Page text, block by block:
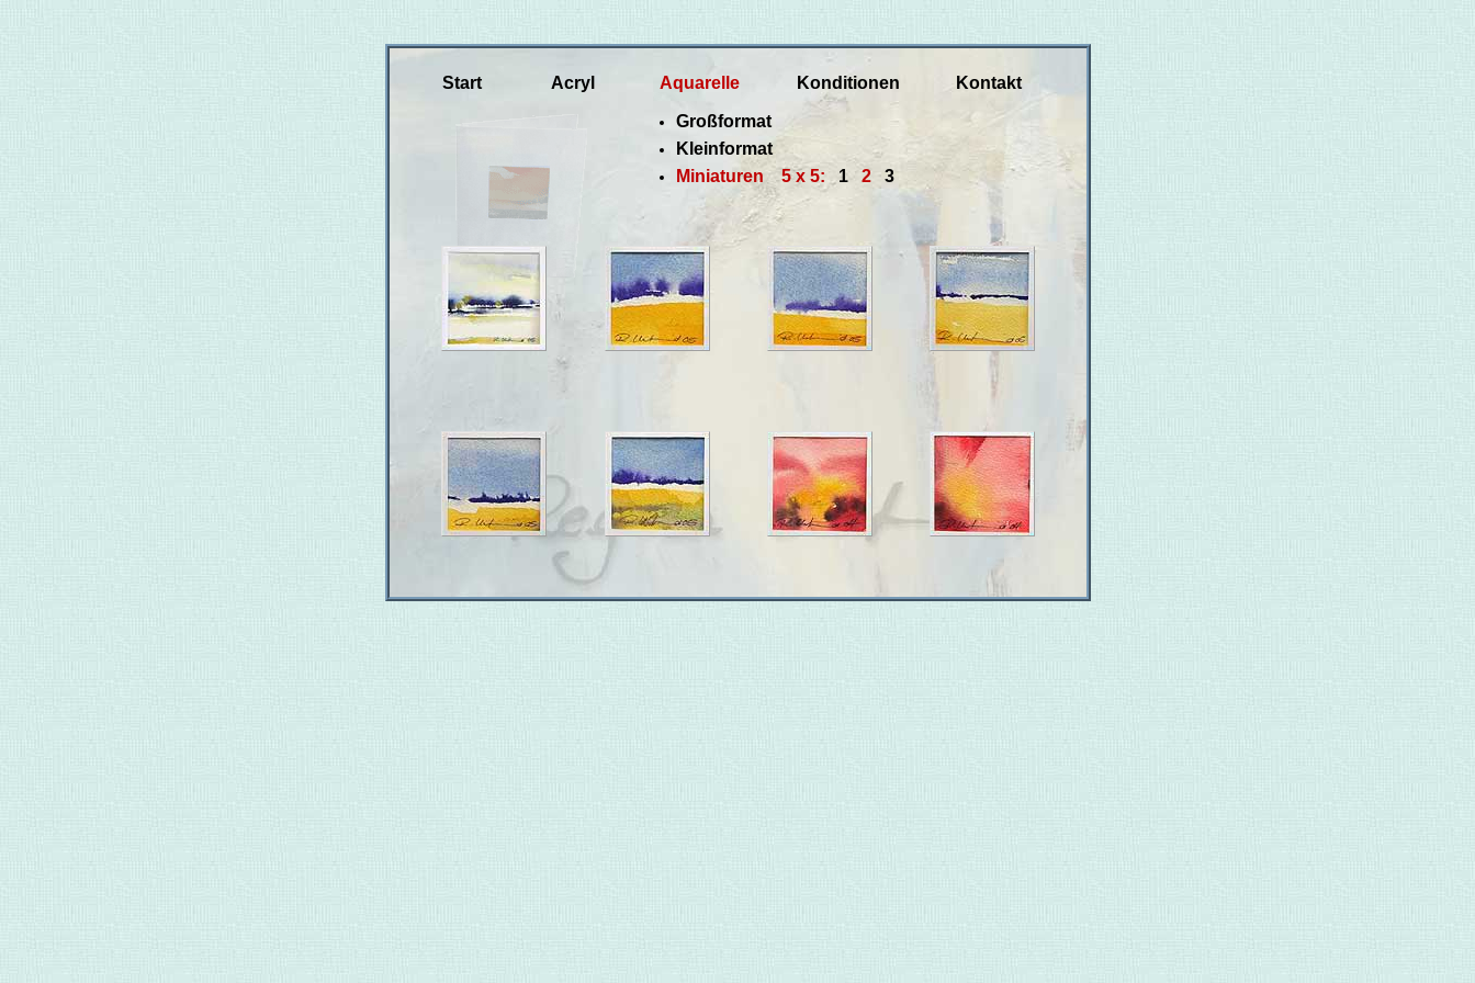
Start Acryl Aquarelle Konditionen Kontakt
Großformat
Kleinformat
Miniaturen
5 x 5: 1 2 3